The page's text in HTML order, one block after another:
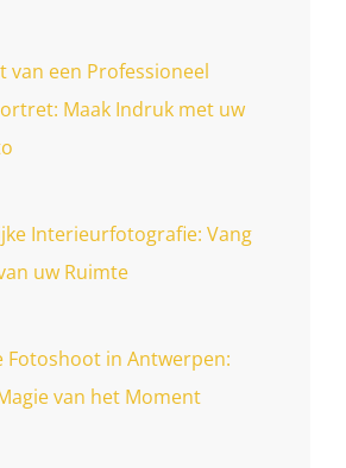
van een Professioneel
Maak Indruk met uw
Interieurfotografie: Vang
uw Ruimte
Fotoshoot in Antwerpen:
van het Moment